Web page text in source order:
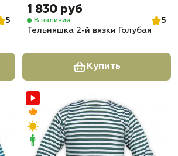
5
1 830 руб
В наличии
5
Тельняшка 2-й вязки Голубая
Купить